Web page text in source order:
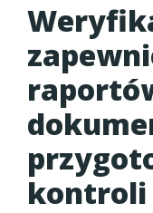
kontroli